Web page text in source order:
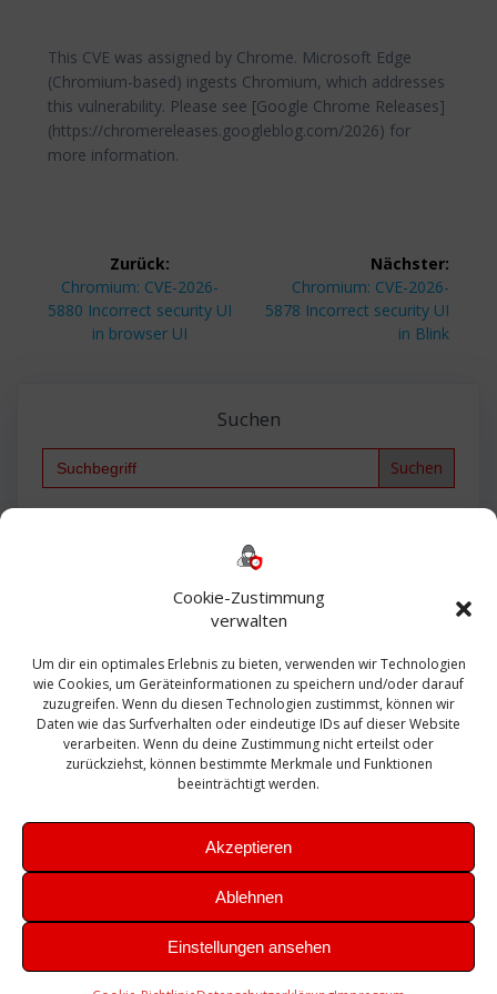
Cookie-Zustimmung
verwalten
Um dir ein optimales Erlebnis zu bieten, verwenden wir Technologien
wie Cookies, um Geräteinformationen zu speichern und/oder darauf
zuzugreifen. Wenn du diesen Technologien zustimmst, können wir
Daten wie das Surfverhalten oder eindeutige IDs auf dieser Website
verarbeiten. Wenn du deine Zustimmung nicht erteilst oder
zurückziehst, können bestimmte Merkmale und Funktionen
beeinträchtigt werden.
Akzeptieren
Ablehnen
Einstellungen ansehen
This CVE was assigned by Chrome. Microsoft Edge
(Chromium-based) ingests Chromium, which addresses
this vulnerability. Please see [Google Chrome Releases]
(https://chromereleases.googleblog.com/2026) for
more information.
Beitragsnavigation
Zurück:
Vorheriger
Beitrag:
Chromium: CVE-2026-
5880 Incorrect security UI
in browser UI
Nächster:
Nächster
Beitrag:
Chromium: CVE-2026-
5878 Incorrect security UI
in Blink
Suchen
Search
Bautagebuch
Exchange firewall Fritzbox
Microsoft
Sanierung SBS Security Server Sicherheit
Sicherung SIEM Sophos SSL Ubuntu
Update Upgrade UTM VCenter VCSA Veeam
VMWare VPN WAZUH Windows
Zertifikat
Theme